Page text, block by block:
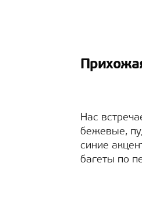
Нас
бежевые,
синие
багеты по